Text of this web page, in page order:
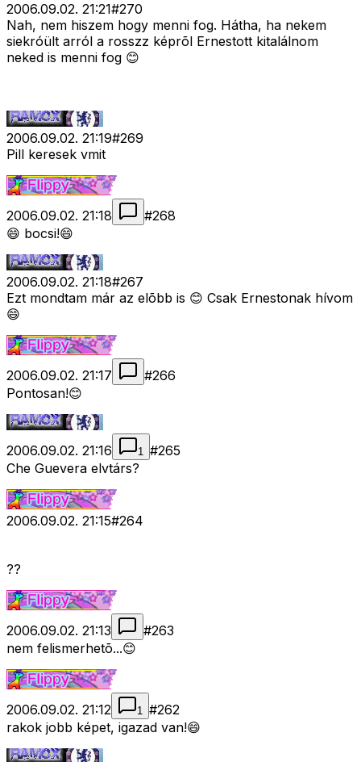
2006.09.02. 21:21#270
Nah, nem hiszem hogy menni fog. Hátha, ha nekem
siekróült arról a rosszz képrõl Ernestott kitalálnom
neked is menni fog 😊
2006.09.02. 21:19#269
Pill keresek vmit
2006.09.02. 21:18 #268
😄 bocsi!😄
2006.09.02. 21:18#267
Ezt mondtam már az elõbb is 😊 Csak Ernestonak hívom
😄
2006.09.02. 21:17 #266
Pontosan!😊
2006.09.02. 21:16 1 #265
Che Guevera elvtárs?
2006.09.02. 21:15#264
??
2006.09.02. 21:13 #263
nem felismerhetõ...😊
2006.09.02. 21:12 1 #262
rakok jobb képet, igazad van!😄